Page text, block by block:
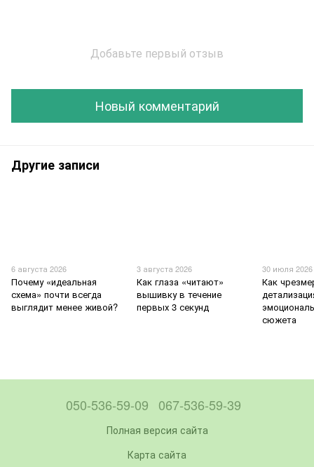
Добавьте первый отзыв
Новый комментарий
Другие записи
6 августа 2026
Почему «идеальная
схема» почти всегда
выглядит менее живой?
3 августа 2026
Как глаза «читают»
вышивку в течение
первых 3 секунд
30 июля 2026
Как
сюжета
050-536-59-09 067-536-59-39
Полная версия сайта
Карта сайта